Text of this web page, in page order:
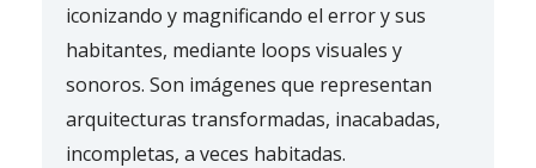
iconizando y magnificando el error y sus
habitantes, mediante loops visuales y
sonoros. Son imágenes que representan
arquitecturas transformadas, inacabadas,
incompletas, a veces habitadas.